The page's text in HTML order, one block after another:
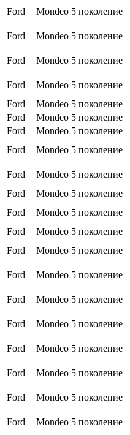
Ford
Mondeo 5 поколение
Ford
Mondeo 5 поколение
Ford
Mondeo 5 поколение
Ford
Mondeo 5 поколение
Ford
Mondeo 5 поколение
Ford
Mondeo 5 поколение
Ford
Mondeo 5 поколение
Ford
Mondeo 5 поколение
Ford
Mondeo 5 поколение
Ford
Mondeo 5 поколение
Ford
Mondeo 5 поколение
Ford
Mondeo 5 поколение
Ford
Mondeo 5 поколение
Ford
Mondeo 5 поколение
Ford
Mondeo 5 поколение
Ford
Mondeo 5 поколение
Ford
Mondeo 5 поколение
Ford
Mondeo 5 поколение
Ford
Mondeo 5 поколение
Ford
Mondeo 5 поколение